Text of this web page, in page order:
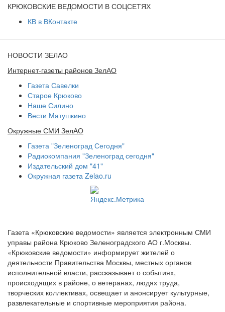
КРЮКОВСКИЕ ВЕДОМОСТИ В СОЦСЕТЯХ
КВ в ВКонтакте
НОВОСТИ ЗЕЛАО
Интернет-газеты районов ЗелАО
Газета Савелки
Старое Крюково
Наше Силино
Вести Матушкино
Окружные СМИ ЗелАО
Газета "Зеленоград Сегодня"
Радиокомпания "Зеленоград сегодня"
Издательский дом "41"
Окружная газета Zelao.ru
Газета «Крюковские ведомости» является электронным СМИ
управы района Крюково Зеленоградского АО г.Москвы.
«Крюковские ведомости» информирует жителей о
деятельности Правительства Москвы, местных органов
исполнительной власти, рассказывает о событиях,
происходящих в районе, о ветеранах, людях труда,
творческих коллективах, освещает и анонсирует культурные,
развлекательные и спортивные мероприятия района.